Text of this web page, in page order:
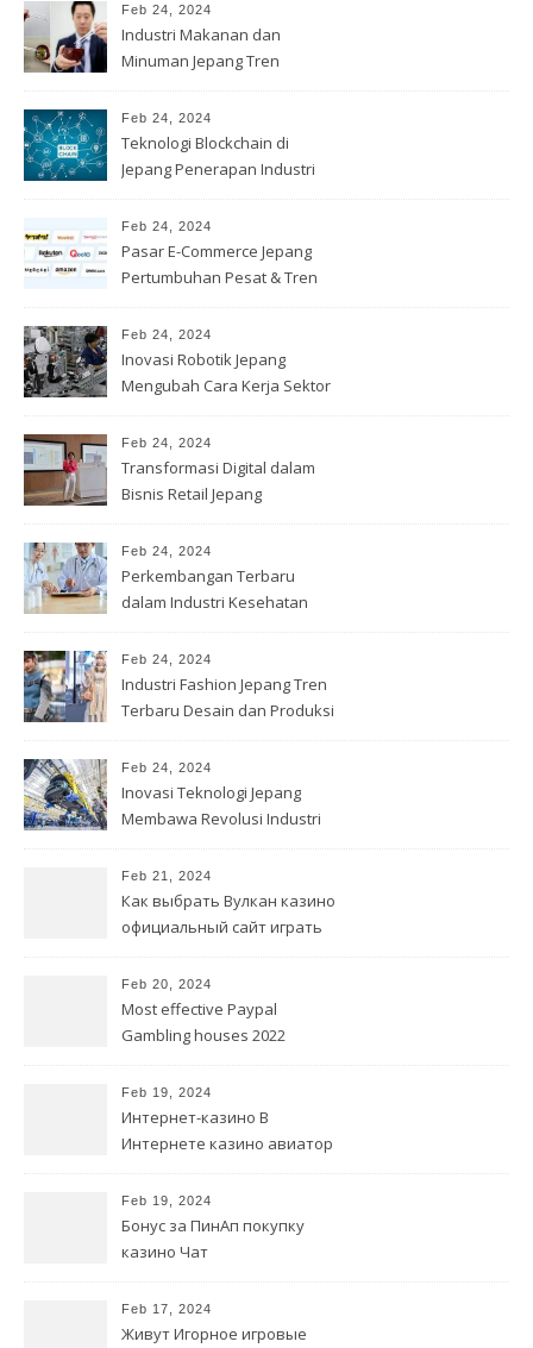
Feb 24, 2024
Industri Makanan dan
Minuman Jepang Tren
Feb 24, 2024
Teknologi Blockchain di
Jepang Penerapan Industri
Feb 24, 2024
Pasar E-Commerce Jepang
Pertumbuhan Pesat & Tren
Feb 24, 2024
Inovasi Robotik Jepang
Mengubah Cara Kerja Sektor
Feb 24, 2024
Transformasi Digital dalam
Bisnis Retail Jepang
Feb 24, 2024
Perkembangan Terbaru
dalam Industri Kesehatan
Feb 24, 2024
Industri Fashion Jepang Tren
Terbaru Desain dan Produksi
Feb 24, 2024
Inovasi Teknologi Jepang
Membawa Revolusi Industri
Feb 21, 2024
Как выбрать Вулкан казино
официальный сайт играть
казино
Feb 20, 2024
Most effective Paypal
Gambling houses 2022
Feb 19, 2024
Интернет-казино В
Интернете казино авиатор
автоматы Без меню
Feb 19, 2024
Бонус за ПинАп покупку
казино Чат
Feb 17, 2024
Живут Игорное игровые